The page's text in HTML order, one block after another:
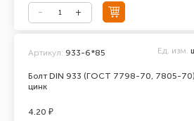
Болт DIN 933 (ГОСТ 7798-70, 7805-
цинк
Артикул: 933-6*85 Ед. изм.
4.20 ₽